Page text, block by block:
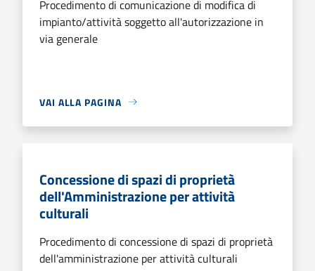
Procedimento di comunicazione di modifica di
impianto/attività soggetto all'autorizzazione in
via generale
VAI ALLA PAGINA
Concessione di spazi di proprietà
dell'Amministrazione per attività
culturali
Procedimento di concessione di spazi di proprietà
dell'amministrazione per attività culturali